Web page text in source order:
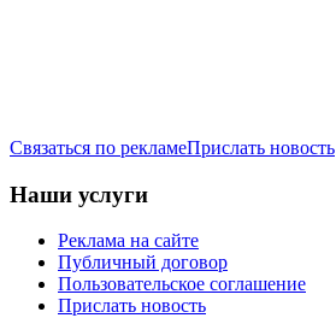
Связаться по рекламеПрислать новость
Наши услуги
Реклама на сайте
Публичный договор
Пользовательское соглашение
Прислать новость